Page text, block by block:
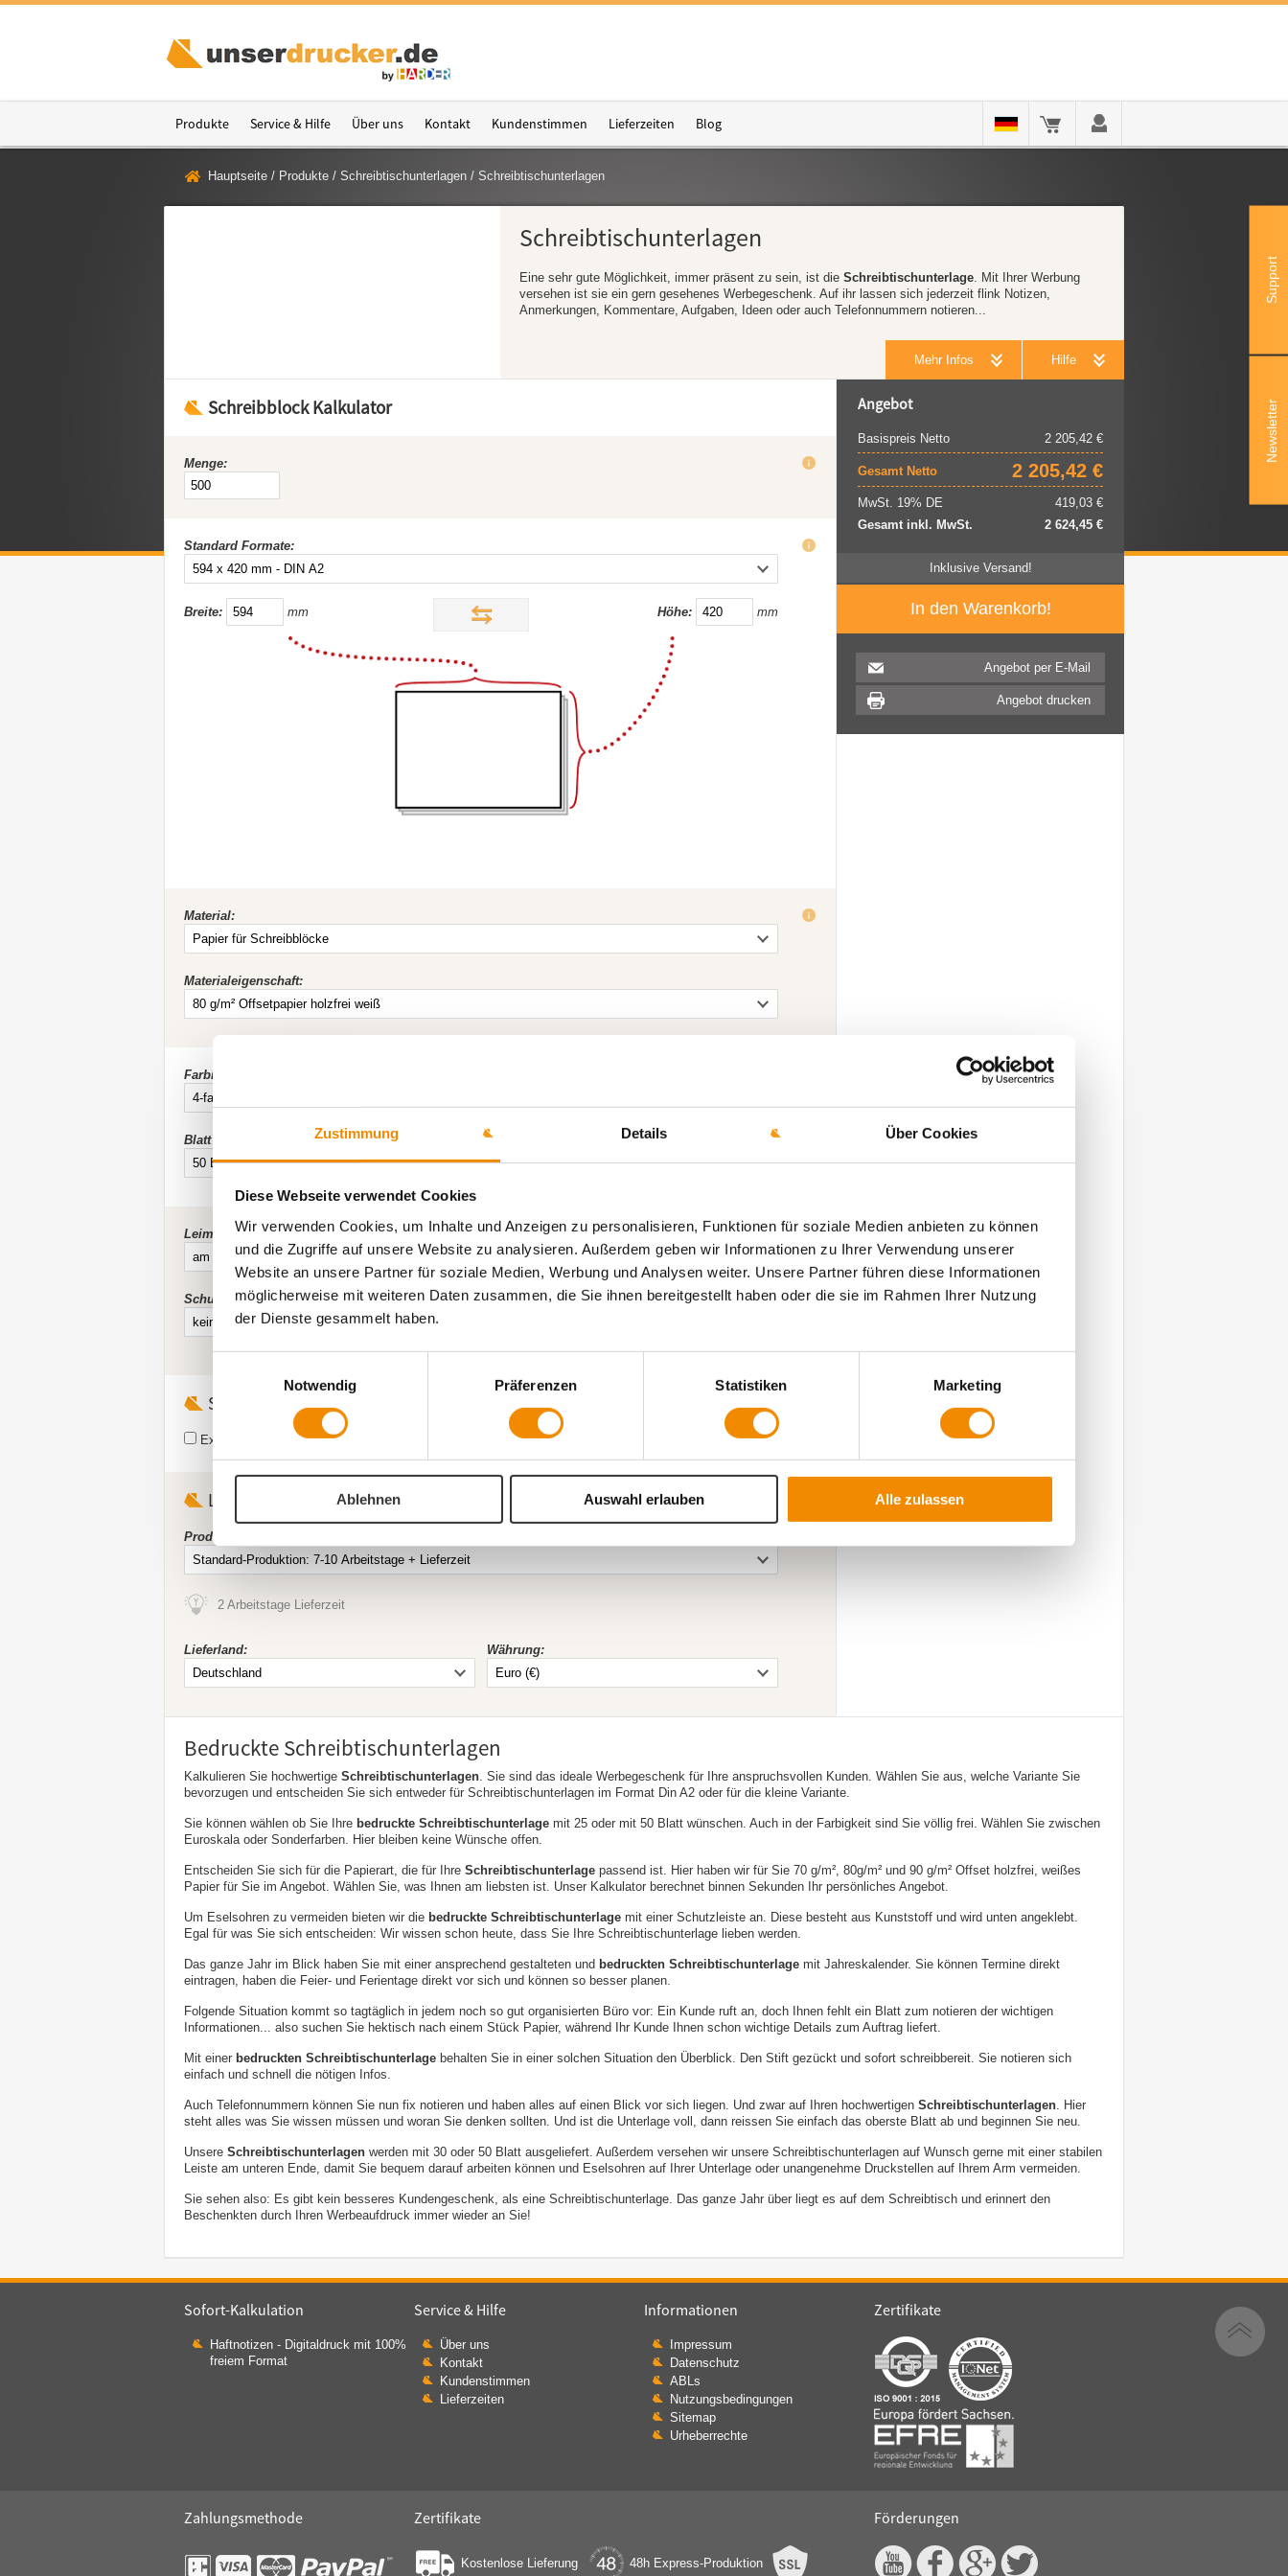
Zustimmung Details Über Cookies
Diese Webseite verwendet Cookies
Wir verwenden Cookies, um Inhalte und Anzeigen zu personalisieren, Funktionen für soziale Medien anbieten zu können
und die Zugriffe auf unsere Website zu analysieren. Außerdem geben wir Informationen zu Ihrer Verwendung unserer
Website an unsere Partner für soziale Medien, Werbung und Analysen weiter. Unsere Partner führen diese Informationen
möglicherweise mit weiteren Daten zusammen, die Sie ihnen bereitgestellt haben oder die sie im Rahmen Ihrer Nutzung
der Dienste gesammelt haben.
Notwendig
Präferenzen Statistiken Marketing
Ablehnen Auswahl erlauben Alle zulassen
Produkte Service & Hilfe Über uns Kontakt Kundenstimmen Lieferzeiten Blog
Support
Newsletter
Hauptseite / Produkte / Schreibtischunterlagen / Schreibtischunterlagen
Schreibtischunterlagen
Eine sehr gute Möglichkeit, immer präsent zu sein, ist die Schreibtischunterlage. Mit Ihrer Werbung
versehen ist sie ein gern gesehenes Werbegeschenk. Auf ihr lassen sich jederzeit flink Notizen,
Anmerkungen, Kommentare, Aufgaben, Ideen oder auch Telefonnummern notieren...
Mehr Infos Hilfe
Schreibblock Kalkulator
Menge:
Standard Formate:
Breite: mm Höhe: mm
Material:
Materialeigenschaft:
Farbigkeit:
Blatt pro Block:
Leimung / Bindung:
Schutzleiste:
Sonstiges
Extra Profi Datencheck (12,00 €) Druckdatenanleitung|
Lieferbedingungen -Unterscheidung nach Lieferland
Produktionszeit:
2 Arbeitstage Lieferzeit
Lieferland: Währung:
Angebot
Basispreis Netto 2 205,42 €
Gesamt Netto 2 205,42 €
MwSt. 19% DE 419,03 €
Gesamt inkl. MwSt.
2 624,45 €
Inklusive Versand!
Angebot per E-Mail
Angebot drucken
Bedruckte Schreibtischunterlagen
Kalkulieren Sie hochwertige Schreibtischunterlagen . Sie sind das ideale Werbegeschenk für Ihre anspruchsvollen Kunden. Wählen Sie aus, welche Variante Sie
bevorzugen und entscheiden Sie sich entweder für Schreibtischunterlagen im Format Din A2 oder für die kleine Variante.
Sie können wählen ob Sie Ihre bedruckte Schreibtischunterlage mit 25 oder mit 50 Blatt wünschen. Auch in der Farbigkeit sind Sie völlig frei. Wählen Sie zwischen
Euroskala oder Sonderfarben. Hier bleiben keine Wünsche offen.
Entscheiden Sie sich für die Papierart, die für Ihre Schreibtischunterlage passend ist. Hier haben wir für Sie 70 g/m², 80g/m² und 90 g/m² Offset holzfrei, weißes
Papier für Sie im Angebot. Wählen Sie, was Ihnen am liebsten ist. Unser Kalkulator berechnet binnen Sekunden Ihr persönliches Angebot.
Um Eselsohren zu vermeiden bieten wir die bedruckte Schreibtischunterlage mit einer Schutzleiste an. Diese besteht aus Kunststoff und wird unten angeklebt.
Egal für was Sie sich entscheiden: Wir wissen schon heute, dass Sie Ihre Schreibtischunterlage lieben werden.
Das ganze Jahr im Blick haben Sie mit einer ansprechend gestalteten und bedruckten Schreibtischunterlage mit Jahreskalender. Sie können Termine direkt
eintragen, haben die Feier- und Ferientage direkt vor sich und können so besser planen.
Folgende Situation kommt so tagtäglich in jedem noch so gut organisierten Büro vor: Ein Kunde ruft an, doch Ihnen fehlt ein Blatt zum notieren der wichtigen
Informationen... also suchen Sie hektisch nach einem Stück Papier, während Ihr Kunde Ihnen schon wichtige Details zum Auftrag liefert.
Mit einer bedruckten Schreibtischunterlage behalten Sie in einer solchen Situation den Überblick. Den Stift gezückt und sofort schreibbereit. Sie notieren sich
einfach und schnell die nötigen Infos.
Auch Telefonnummern können Sie nun fix notieren und haben alles auf einen Blick vor sich liegen. Und zwar auf Ihren hochwertigen Schreibtischunterlagen . Hier
steht alles was Sie wissen müssen und woran Sie denken sollten. Und ist die Unterlage voll, dann reissen Sie einfach das oberste Blatt ab und beginnen Sie neu.
Unsere Schreibtischunterlagen werden mit 30 oder 50 Blatt ausgeliefert. Außerdem versehen wir unsere Schreibtischunterlagen auf Wunsch gerne mit einer stabilen
Leiste am unteren Ende, damit Sie bequem darauf arbeiten können und Eselsohren auf Ihrer Unterlage oder unangenehme Druckstellen auf Ihrem Arm vermeiden.
Sie sehen also: Es gibt kein besseres Kundengeschenk, als eine Schreibtischunterlage. Das ganze Jahr über liegt es auf dem Schreibtisch und erinnert den
Beschenkten durch Ihren Werbeaufdruck immer wieder an Sie!
Sofort-Kalkulation
Haftnotizen - Digitaldruck mit 100%
freiem Format
Service & Hilfe
Über uns
Kontakt
Kundenstimmen
Lieferzeiten
Informationen
Impressum
Datenschutz
ABLs
Nutzungsbedingungen
Sitemap
Urheberrechte
Zertifikate
Zahlungsmethode Zertifikate
Kostenlose Lieferung 48h Express-Produktion
Förderungen